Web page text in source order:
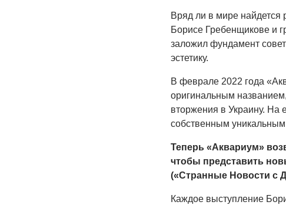
Вряд ли в мире найдется
Борисе Гребенщикове и
заложил фундамент
эстетику.
В феврале 2022 года
оригинальным
вторжения в Украину. На
собственным
Теперь «Аквариум»
чтобы представить
(«Странные Новости с
Каждое выступление